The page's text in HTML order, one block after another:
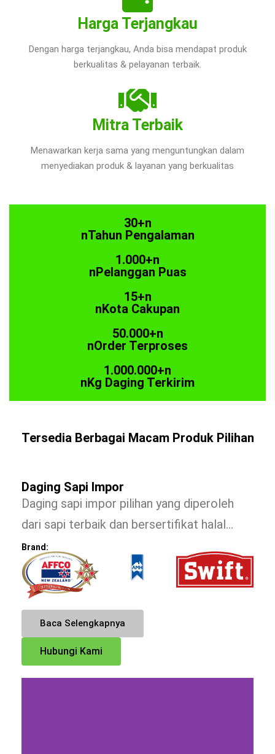
Harga Terjangkau
Dengan harga terjangkau, Anda bisa mendapat produk
berkualitas & pelayanan terbaik.
Mitra Terbaik
Menawarkan kerja sama yang menguntungkan dalam
menyediakan produk & layanan yang berkualitas
30+n
nTahun Pengalaman
1.000+n
nPelanggan Puas
15+n
nKota Cakupan
50.000+n
nOrder Terproses
1.000.000+n
nKg Daging Terkirim
Tersedia Berbagai Macam Produk Pilihan
Daging Sapi Impor
Daging sapi impor pilihan yang diperoleh
dari sapi terbaik dan bersertifikat halal…
Brand:
Baca Selengkapnya
Hubungi Kami